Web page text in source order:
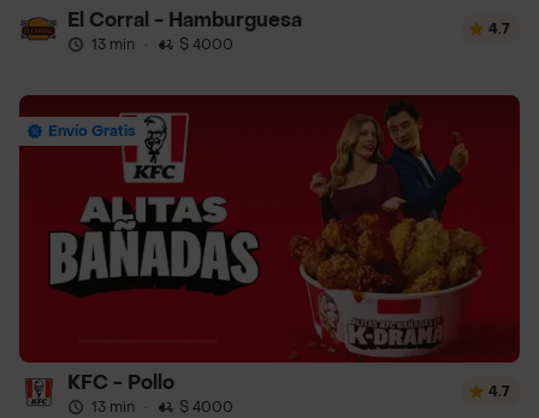
El Corral - Hamburguesa
13 min · $ 4000
4.7
Envío Gratis
KFC - Pollo
13 min · $ 4000
4.7